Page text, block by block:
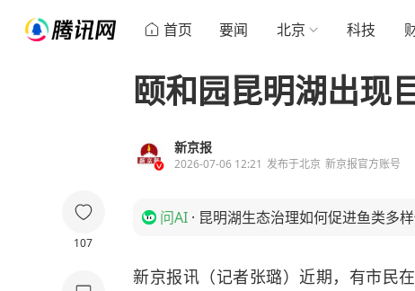
首页 要闻 北京 科技
107
颐和园昆明湖出现
新京报
2026-07-06 12:21 发布于北京 新京报官方账号
问AI · 昆明湖生态治理如何促进鱼类多样
新京报讯（记者张璐）近期，有市民